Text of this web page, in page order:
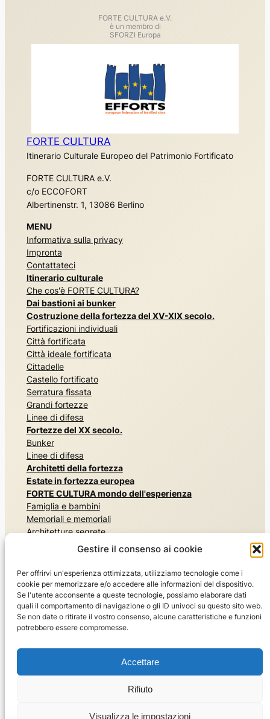
Gestire il consenso ai cookie
Per offrirvi un'esperienza ottimizzata, utilizziamo tecnologie come i
cookie per memorizzare e/o accedere alle informazioni del dispositivo.
Se l'utente acconsente a queste tecnologie, possiamo elaborare dati
quali il comportamento di navigazione o gli ID univoci su questo sito web.
Se non date o ritirate il vostro consenso, alcune caratteristiche e funzioni
potrebbero essere compromesse.
Accettare
Rifiuto
Visualizza le impostazioni
FORTE CULTURA e.V.
è un membro di
SFORZI Europa
FORTE CULTURA
Itinerario Culturale Europeo del Patrimonio Fortificato
FORTE CULTURA e.V.
c/o ECCOFORT
Albertinenstr. 1, 13086 Berlino
MENU
Informativa sulla privacy
Impronta
Contattateci
Itinerario culturale
Che cos'è FORTE CULTURA?
Dai bastioni ai bunker
Costruzione della fortezza del XV-XIX secolo.
Fortificazioni individuali
Città fortificata
Città ideale fortificata
Cittadelle
Castello fortificato
Serratura fissata
Grandi fortezze
Linee di difesa
Fortezze del XX secolo.
Bunker
Linee di difesa
Architetti della fortezza
Estate in fortezza europea
FORTE CULTURA mondo dell'esperienza
Famiglia e bambini
Memoriali e memoriali
Architetture segrete
Esperienza di storia militare
Esperienza nella natura, nei parchi e nei giardini
Risiedere e divertirsi
Lo sport
Il mondo dei viaggi
Visite guidate
Consigli di viaggio FORTE CULTURA